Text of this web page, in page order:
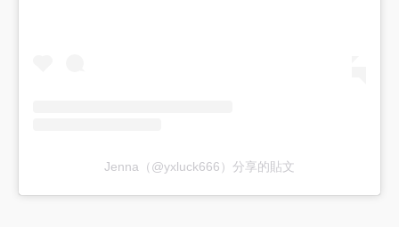
Jenna（@yxluck666）分享的貼文